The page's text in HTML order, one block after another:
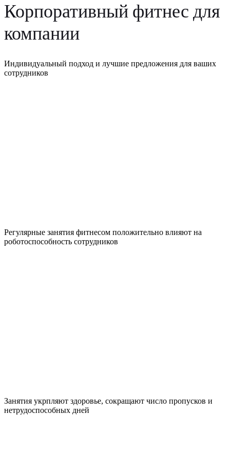
Корпоративный фитнес для
компании
Индивидуальный подход и лучшие предложения для ваших
сотрудников
Регулярные занятия фитнесом положительно влияют на
роботоспособность сотрудников
Занятия укрпляют здоровье, сокращают число пропусков и
нетрудоспособных дней